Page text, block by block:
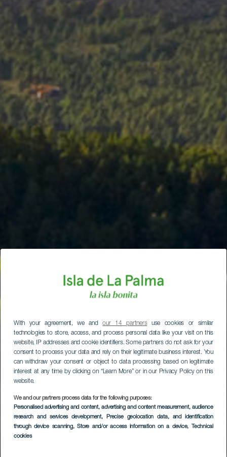
With your agreement, we andour 14 partnersuse cookies or similar
technologies to store, access, and process personal data like your visit on this
website, IP addresses and cookie identifiers. Some partners do not ask for your
consent to process your data and rely on their legitimate business interest. You
can withdraw your consent or object to data processing based on legitimate
interest at any time by clicking on “Learn More” or in our Privacy Policy on this
website.
We and our partners process data for the following purposes:
Personalised advertising and content, advertising and content measurement, audience
research and services development, Precise geolocation data, and identification
through device scanning, Store and/or access information on a device, Technical
cookies